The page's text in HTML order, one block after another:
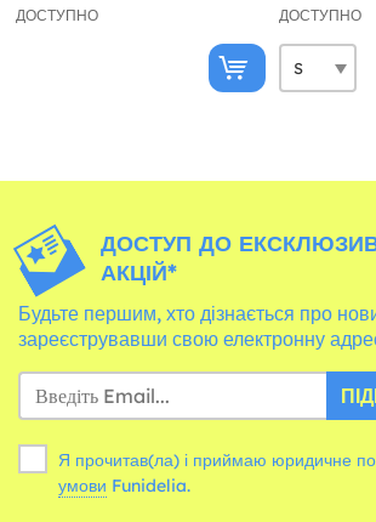
ДОСТУПНО ДОСТУПНО
ДОСТУП ДО
АКЦІЙ*
Будьте першим, хто дізнається про
зареєструвавши свою електронну
Я прочитав(ла) і приймаю юридичне
умови Funidelia.